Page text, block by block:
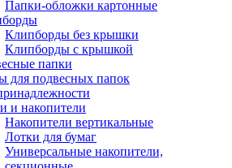
Папки-обложки картонные
Клипборды без крышки
Клипборды с крышкой
папки
для подвесных папок
и накопители
Накопители вертикальные
Лотки для бумаг
Универсальные накопители,